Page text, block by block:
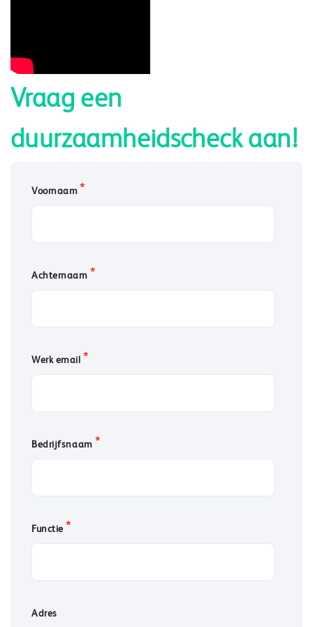
Vraag een
duurzaamheidscheck aan!
Voornaam*
Achternaam*
Werk email*
Bedrijfsnaam*
Functie*
Adres